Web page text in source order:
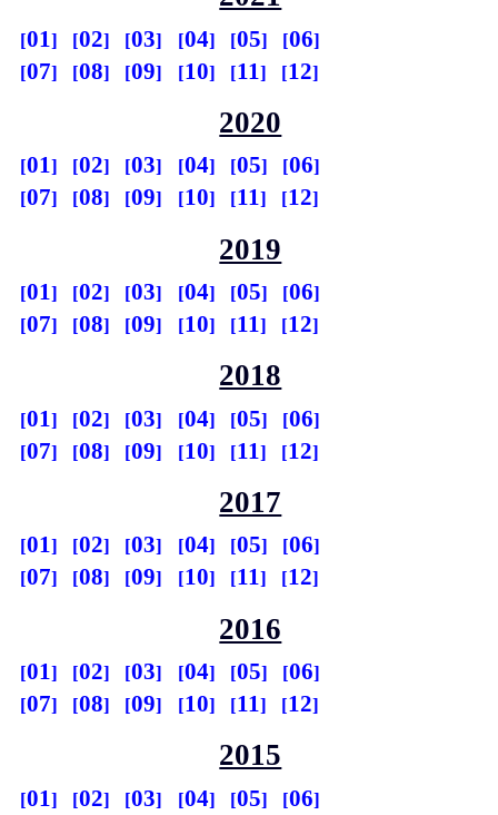
01 02 03 04 05
06
07
08 09 10 11 12
2020
01 02 03 04 05
06
07
08 09 10 11 12
2019
01 02 03 04 05
06
07
08 09 10 11 12
2018
01 02 03 04 05
06
07
08 09 10 11 12
2017
01 02 03 04 05
06
07
08 09 10 11 12
2016
01 02 03 04 05
06
07
08 09 10 11 12
2015
01 02 03 04 05
06